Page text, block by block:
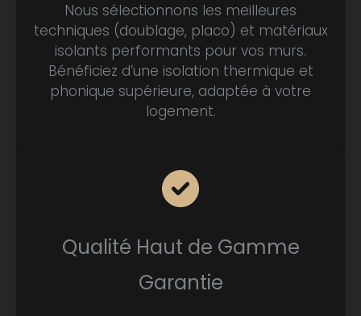
Nous sélectionnons les meilleures
techniques (doublage, placo) et matériaux
isolants performants pour vos murs.
Bénéficiez d’une isolation thermique et
phonique supérieure, adaptée à votre
logement.
Qualité Haut de Gamme
Garantie